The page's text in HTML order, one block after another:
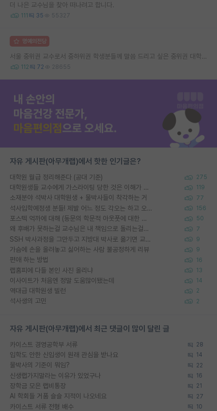
더 나은 교수님을 찾아 떠나려고 합니다.
111 35 55327
명예의전당
서울 중위권 교수로서 중하위권 학생분들께 말씀 드리고 싶은 중위권 대학 연구실의 강점
112 72 28655
자유 게시판(아무개랩)에서 핫한 인기글은?
대학원 월급 정리해준다 (공대 기준) 275
대학원생들 교수에게 가스라이팅 당한 것은 이해가 갑니다. 안타깝네요. 119
소재분야 석박사 대학원생 + 물박사들이 착각하는 거 77
석사입학예정생 분들! 제발 어느 정도 각오는 하고 오세요. 156
포스텍 억까에 대해 (동문의 학문적 아웃풋에 대한 반박) 50
왜 후배가 못하는걸 교수님은 내 책임으로 돌리는걸까요? 7
SSH 박사과정을 그만두고 지방대 박사로 옮기면 교수의 꿈은 끝일까요? 9
가슴에 손을 올려놓고 싫어하는 사람 불공정하게 리뷰 9
편애 하는 방법 16
랩홈피에 다들 본인 사진 올리냐 13
이사이트가 처음엔 정말 도움많이됐는데 14
역대급 대학원생 빌런 2
석사생의 고민 2
자유 게시판(아무개랩)에서 최근 댓글이 많이 달린 글
카이스트 경영공학부 서류 28
입학도 안한 신입생이 원래 관심을 받나요 14
물박사의 기준이 뭐임? 22
신생랩가지말라는 이유가 있었구나 16
장학금 모은 랩비통장 21
AI 학회들 거품 슬슬 지적이 나오네요 27
카이스트 서류 전형 배수 10